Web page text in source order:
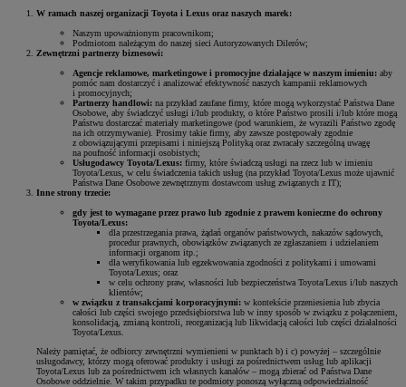
W ramach naszej organizacji Toyota i Lexus oraz naszych marek:
Naszym upoważnionym pracownikom;
Podmiotom należącym do naszej sieci Autoryzowanych Dilerów;
Zewnętrzni partnerzy biznesowi:
Agencje reklamowe, marketingowe i promocyjne działające w naszym imieniu: aby
pomóc nam dostarczyć i analizować efektywność naszych kampanii reklamowych
i promocyjnych;
Partnerzy handlowi: na przykład zaufane firmy, które mogą wykorzystać Państwa Dane
Osobowe, aby świadczyć usługi i/lub produkty, o które Państwo prosili i/lub które mogą
Państwu dostarczać materiały marketingowe (pod warunkiem, że wyrazili Państwo zgodę
na ich otrzymywanie). Prosimy takie firmy, aby zawsze postępowały zgodnie
z obowiązującymi przepisami i niniejszą Polityką oraz zwracały szczególną uwagę
na poufność informacji osobistych;
Usługodawcy Toyota/Lexus: firmy, które świadczą usługi na rzecz lub w imieniu
Toyota/Lexus, w celu świadczenia takich usług (na przykład Toyota/Lexus może ujawnić
Państwa Dane Osobowe zewnętrznym dostawcom usług związanych z IT);
Inne strony trzecie:
gdy jest to wymagane przez prawo lub zgodnie z prawem konieczne do ochrony
Toyota/Lexus:
dla przestrzegania prawa, żądań organów państwowych, nakazów sądowych,
procedur prawnych, obowiązków związanych ze zgłaszaniem i udzielaniem
informacji organom itp.;
dla weryfikowania lub egzekwowania zgodności z politykami i umowami
Toyota/Lexus; oraz
w celu ochrony praw, własności lub bezpieczeństwa Toyota/Lexus i/lub naszych
klientów;
w związku z transakcjami korporacyjnymi: w kontekście przeniesienia lub zbycia
całości lub części swojego przedsiębiorstwa lub w inny sposób w związku z połączeniem,
konsolidacją, zmianą kontroli, reorganizacją lub likwidacją całości lub części działalności
Toyota/Lexus.
Należy pamiętać, że odbiorcy zewnętrzni wymienieni w punktach b) i c) powyżej – szczególnie
usługodawcy, którzy mogą oferować produkty i usługi za pośrednictwem usług lub aplikacji
Toyota/Lexus lub za pośrednictwem ich własnych kanałów – mogą zbierać od Państwa Dane
Osobowe oddzielnie. W takim przypadku te podmioty ponoszą wyłączną odpowiedzialność